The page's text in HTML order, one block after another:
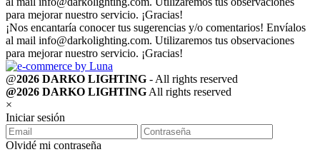
para mejorar nuestro servicio. ¡Gracias!
¡Nos encantaría conocer tus sugerencias y/o comentarios! Envíalos
al mail info@darkolighting.com. Utilizaremos tus observaciones
para mejorar nuestro servicio. ¡Gracias!
@2026 DARKO LIGHTING - All rights reserved
@2026 DARKO LIGHTINGAll rights reserved
×
Iniciar sesión
Olvidé mi contraseña